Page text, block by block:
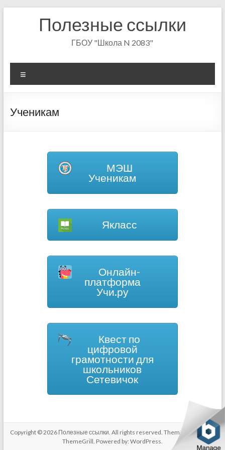
Полезные ссылки
ГБОУ "Школа N 2083"
Ученикам
МЭШ
Ученикам
Якласс
Онлайн-
платформа
Учи.ру
Квест по
цифровой
грамотности для
школьников
Сетевичок
Copyright © 2026 Полезные ссылки. All rights reserved. Theme Spaciousby
ThemeGrill. Powered by: WordPress.